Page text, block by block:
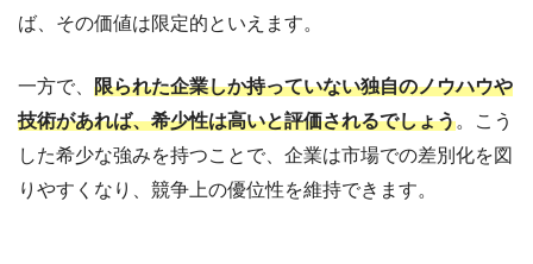
ば、その価値は限定的といえます。
一方で、 限られた企業しか持っていない独自のノウハウや
技術があれば、希少性は高いと評価されるでしょう。こう
した希少な強みを持つことで、企業は市場での差別化を図
りやすくなり、競争上の優位性を維持できます。